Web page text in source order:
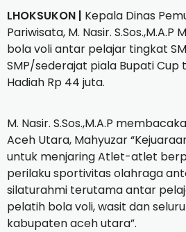
LHOKSUKON | Kepala Dinas
Pariwisata, M. Nasir.
bola voli antar pelajar tingkat
SMP/sederajat piala Bupati Cup
Hadiah Rp 44 juta.
M. Nasir. S.Sos.,M.A.P
Aceh Utara, Mahyuzar
untuk menjaring Atlet-atlet
perilaku sportivitas olahraga
silaturahmi terutama antar
pelatih bola voli, wasit dan
kabupaten aceh utara”.